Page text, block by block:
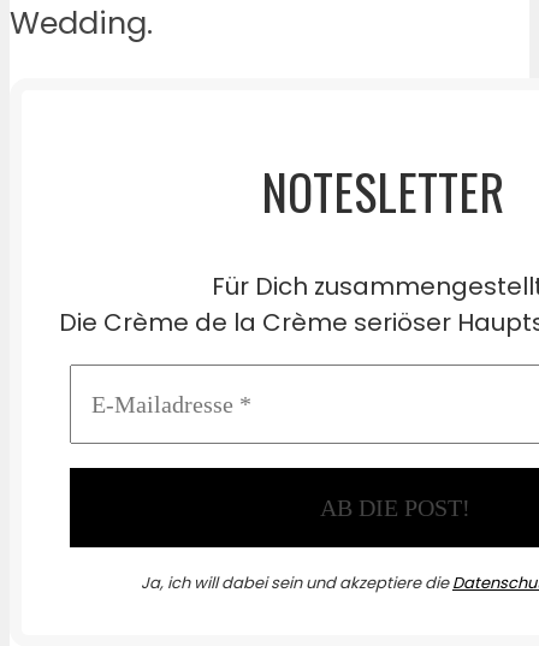
Wedding.
NOTESLETTER
Für Dich
Die Crème de la Crème seriöser
Ja, ich will dabei sein und akzeptiere die